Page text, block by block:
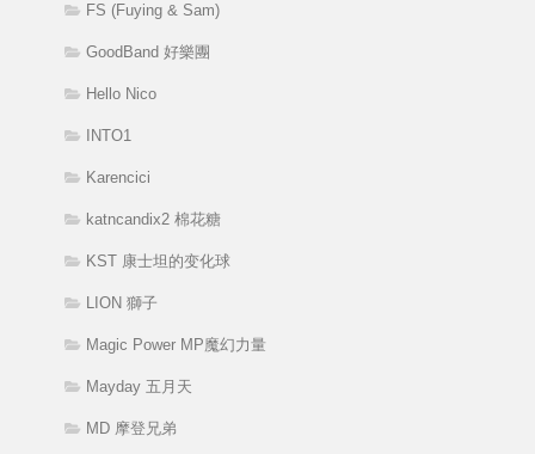
FS (Fuying & Sam)
GoodBand 好樂團
Hello Nico
INTO1
Karencici
katncandix2 棉花糖
KST 康士坦的变化球
LION 獅子
Magic Power MP魔幻力量
Mayday 五月天
MD 摩登兄弟